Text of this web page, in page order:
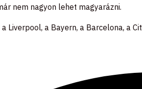
nem nagyon lehet magyarázni.
a Bayern, a Barcelona, a